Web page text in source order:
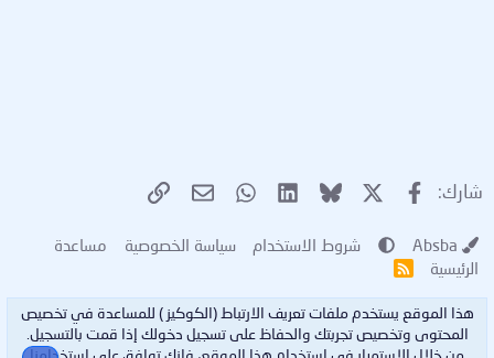
شارك: فيسبوك Bluesky
LinkedIn
WhatsApp
البريد الإلكتروني
الرابط
شروط الاستخدام سياسة الخصوصية
مساعدة
الرئيسية
R
هذا الموقع يستخدم ملفات تعريف الارتباط (الكوكيز ) للمساعدة في تخصيص
المحتوى وتخصيص تجربتك والحفاظ على تسجيل دخولك إذا قمت بالتسجيل.
من خلال الاستمرار في استخدام هذا الموقع، فإنك توافق على استخدامنا